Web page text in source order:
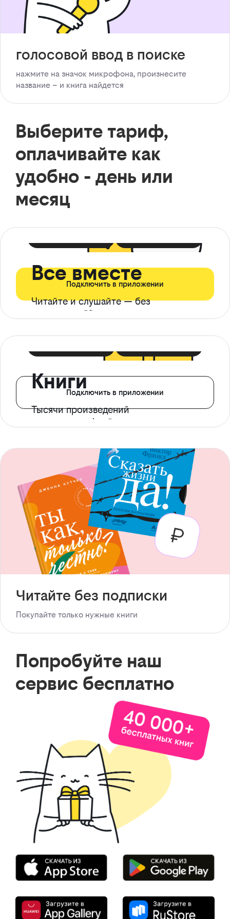
голосовой ввод в поиске
нажмите на значок микрофона, произнесите
название – и книга найдется
Выберите тариф,
оплачивайте как
удобно - день или
месяц
Все вместе
Читайте и слушайте — без
ограничений*
Подключить в приложении
Книги
Тысячи произведений
с доступом офлайн
Подключить в приложении
Читайте без подписки
Покупайте только нужные книги
Попробуйте наш
сервис бесплатно